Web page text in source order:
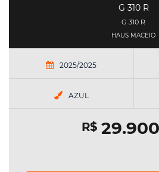
G 310 R
G 310 R
HAUS MACEIO
2025/2025
AZUL
R$